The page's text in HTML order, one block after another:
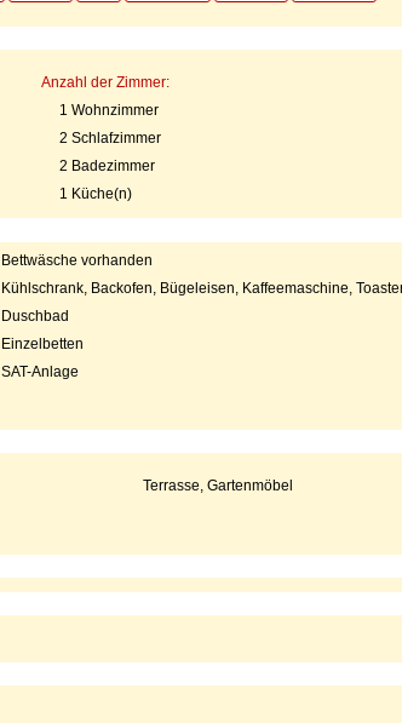
Anzahl der Zimmer:
1 Wohnzimmer
2 Schlafzimmer
2 Badezimmer
1 Küche(n)
Bettwäsche vorhanden
Kühlschrank, Backofen, Bügeleisen, Kaffeemaschine,
Duschbad
Einzelbetten
SAT-Anlage
Terrasse, Gartenmöbel